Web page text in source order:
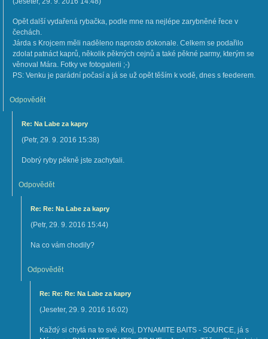
Opět další vydařená rybačka, podle mne na nejlépe zarybněné řece v
čechách.
Járda s Krojcem měli naděleno naprosto dokonale. Celkem se podařilo
zdolat patnáct kaprů, několik pěkných cejnů a také pěkné parmy, kterým se
věnoval Mára. Fotky ve fotogalerii ;-)
PS: Venku je parádní počasí a já se už opět těším k vodě, dnes s feederem.
Odpovědět
Re: Na Labe za kapry
(Petr, 29. 9. 2016 15:38)
Dobrý ryby pěkně jste zachytali.
Odpovědět
Re: Re: Na Labe za kapry
(Petr, 29. 9. 2016 15:44)
Na co vám chodily?
Odpovědět
Re: Re: Re: Na Labe za kapry
(Jeseter, 29. 9. 2016 16:02)
Každý si chytá na to své. Kroj, DYNAMITE BAITS - SOURCE, já s